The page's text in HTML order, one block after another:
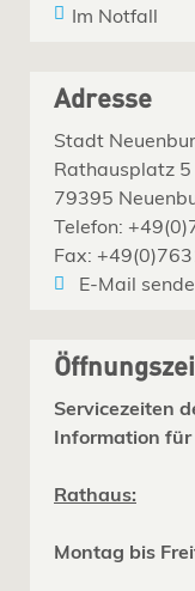
Im Notfall
Adresse
Stadt
Rathausplatz 5
79395
Telefon:
Fax:
E-Mail
Servicezeiten
Information
Rathaus:
Montag bis